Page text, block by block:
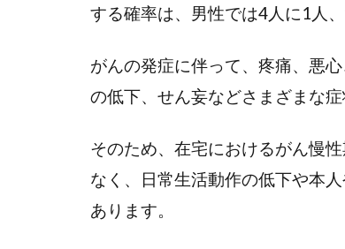
期に
する
社会
資
制度
3.1
（１）
医療費
する確率は、男性では4人に1人
がんの発症に伴って、疼痛、悪
の低下、せん妄などさまざまな症
そのため、在宅におけるがん慢
なく、日常生活動作の低下や本
あります。